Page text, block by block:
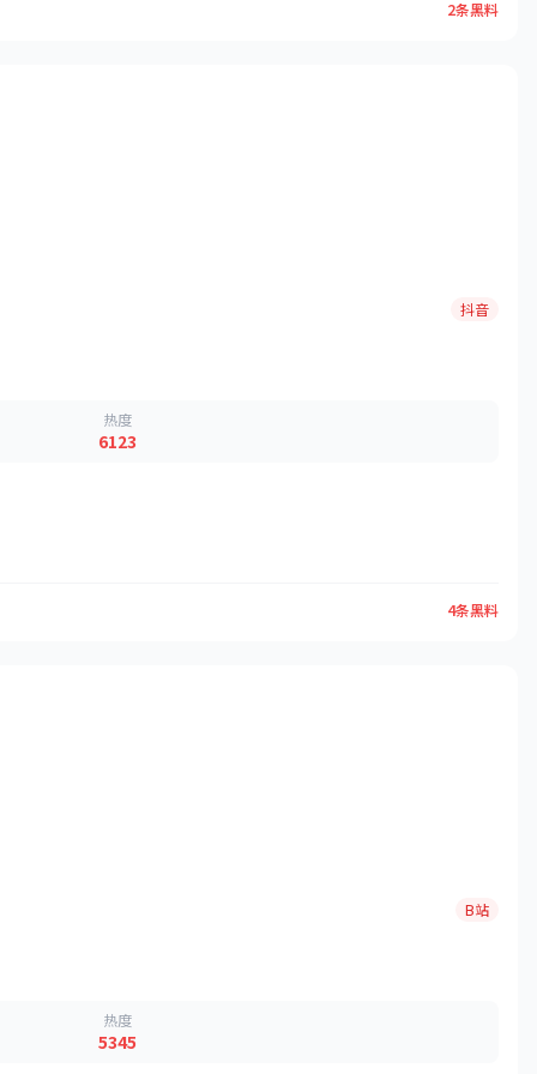
2条黑料
抖音
热度
6123
4条黑料
B站
热度
5345